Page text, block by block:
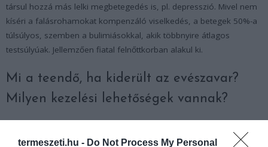
termeszeti.hu - Do Not Process My Personal
társul hozzá más lelki megbetegedés is, pl. depresszió. Mivel nem
kíséri a falásrohamokat kompenzáló viselkedés, a betegek 50%-a
túlsúlyos, szemben a bulimiásokkal, akik többnyire átlagos
testsúlyúak. Jellemzően fiatal felnőttkorban alakul ki.
Mi a teendő, ha kiderült az evészavar?
Milyen kezelési lehetőségek vannak?
Amennyiben fény derül az evészavarra, az első lépés a szervi
okok, testi betegségek kizárása. A kóros fogyások hátterében